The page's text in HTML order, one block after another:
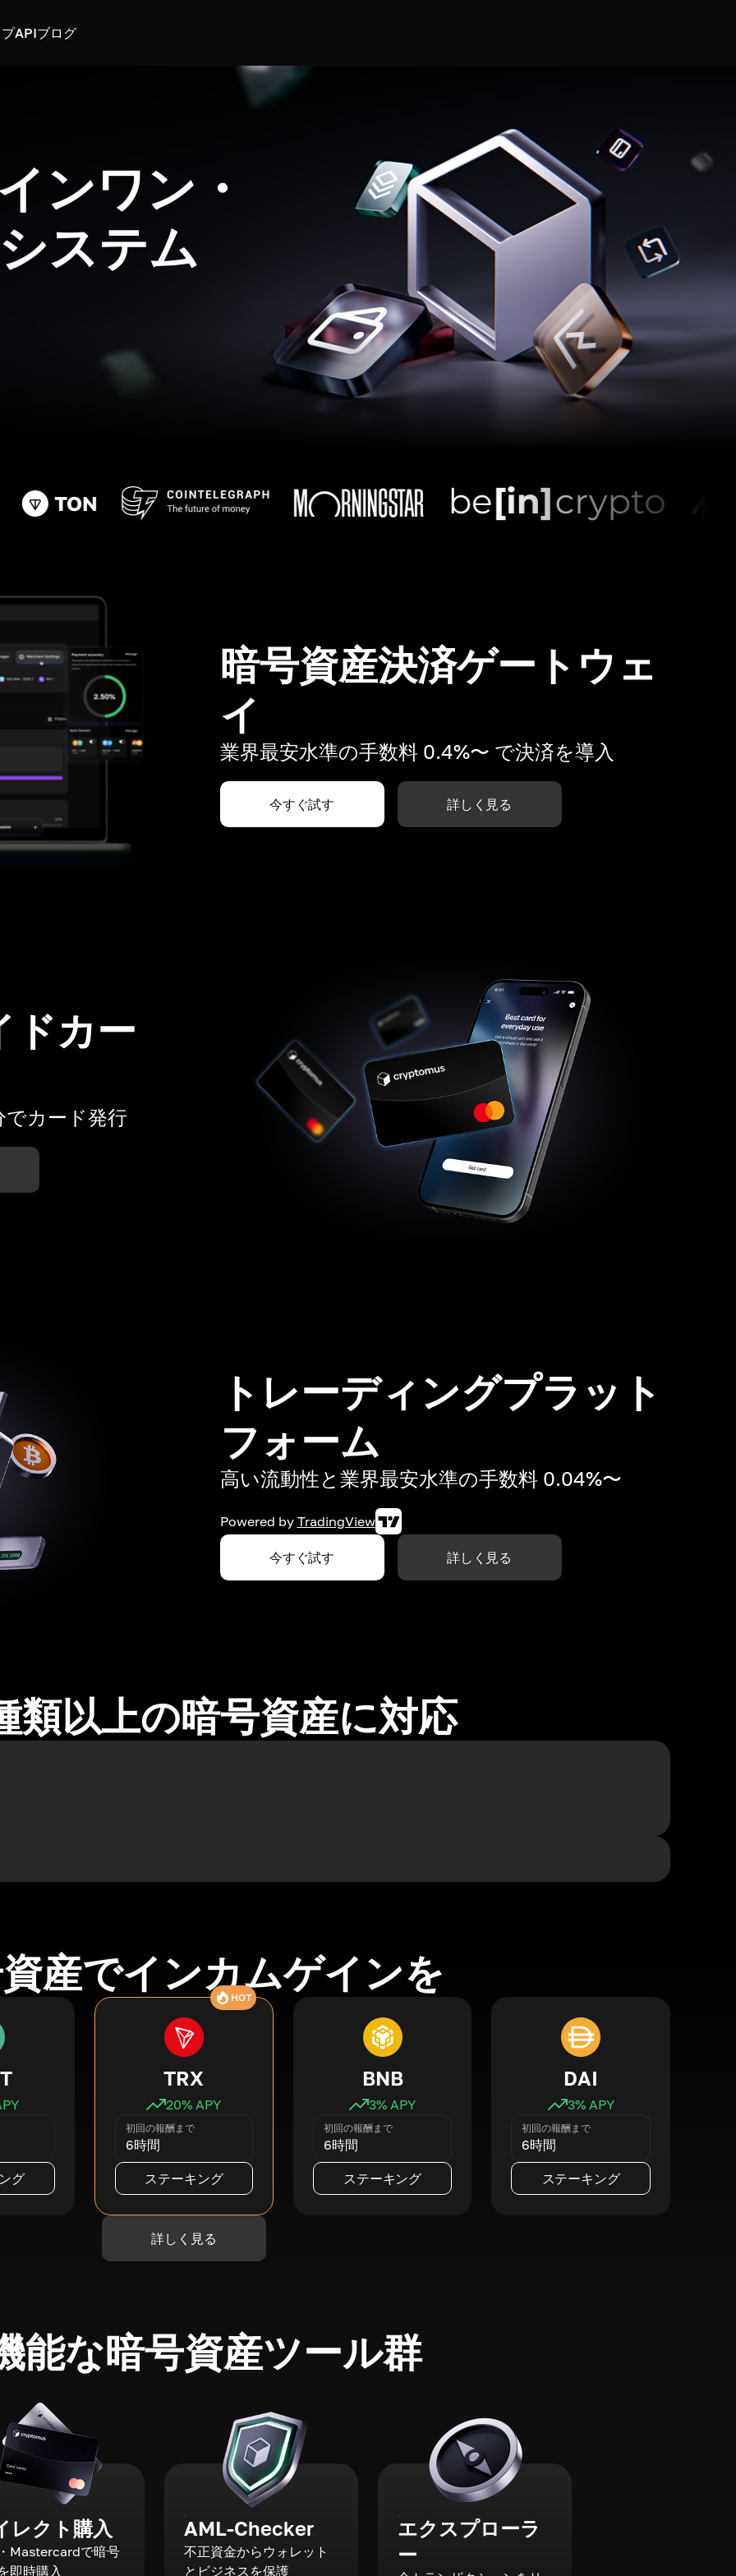
APIブログ
ンワン・
ステム
暗号資産決済ゲートウェ
イ
業界最安水準の手数料 0.4%〜 で決済を導入
今すぐ試す 詳しく見る
ドカー
でカード発行
トレーディングプラット
フォーム
高い流動性と業界最安水準の手数料 0.04%〜
Powered by TradingView
今すぐ試す 詳しく見る
類以上の暗号資産に対応
産でインカムゲインを
グ
HOT
TRX
20% APY
初回の報酬まで
6時間
ステーキング
BNB
3% APY
初回の報酬まで
6時間
ステーキング
DAI
3% APY
初回の報酬まで
6時間
ステーキング
詳しく見る
能な暗号資産ツール群
レクト購入
Mastercardで暗号
即時購入
AML-Checker
不正資金からウォレット
とビジネスを保護
エクスプローラ
ー